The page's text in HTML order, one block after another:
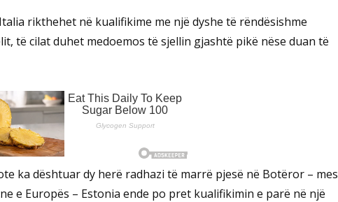
rikthehet në kualifikime me një dyshe të rëndësishme
të cilat duhet medoemos të sjellin gjashtë pikë nëse duan të
ka dështuar dy herë radhazi të marrë pjesë në Botëror – mes
e Europës – Estonia ende po pret kualifikimin e parë në një